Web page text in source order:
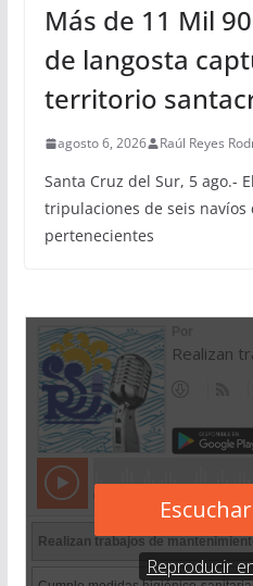
Más de 11 Mil
de langosta
territorio
agosto 6, 2026 Raúl Reyes
Santa Cruz del Sur, 5 ago.-
tripulaciones de seis
pertenecientes